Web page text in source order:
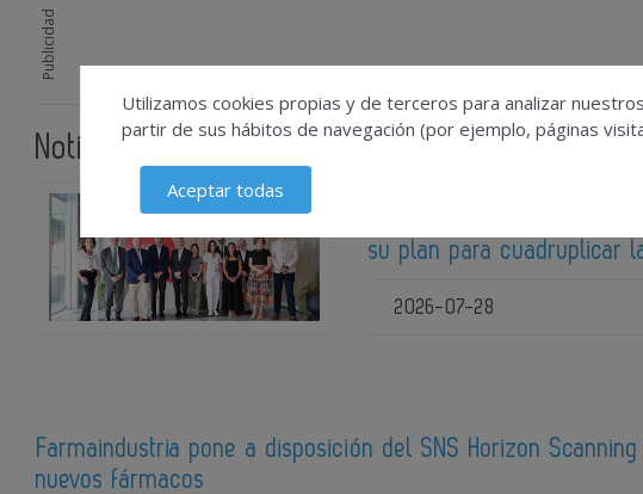
Publicidad
Noticias relacionadas
su plan para cuadruplicar
2026-07-28
Farmaindustria pone a disposición del SNS Horizon
nuevos fármacos
Utilizamos cookies propias y de terceros para analizar
partir de sus hábitos de navegación (por ejemplo, páginas
Aceptar todas